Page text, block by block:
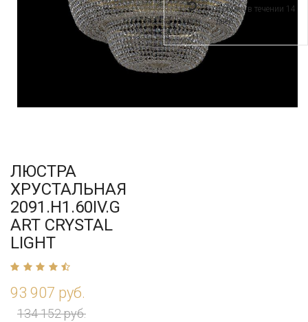
ЛЮСТРА
ХРУСТАЛЬНАЯ
2091.H1.60IV.G
ART CRYSTAL
LIGHT
93 907 руб.
134 152 руб.
и обмен в течении 14
дней